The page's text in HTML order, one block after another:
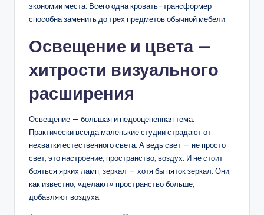
экономии места. Всего одна кровать-трансформер
способна заменить до трех предметов обычной мебели.
Освещение и цвета —
хитрости визуального
расширения
Освещение — большая и недооцененная тема.
Практически всегда маленькие студии страдают от
нехватки естественного света. А ведь свет — не просто
свет, это настроение, пространство, воздух. И не стоит
бояться ярких ламп, зеркал — хотя бы пяток зеркал. Они,
как известно, «делают» пространство больше,
добавляют воздуха.